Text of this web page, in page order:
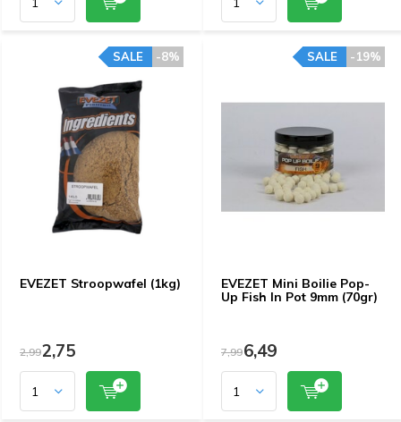
EVEZET Stroopwafel (1kg)
-8%
SALE
2,992,75
EVEZET Mini Boilie Pop-
Up Fish In Pot 9mm (70gr)
-19%
SALE
7,996,49